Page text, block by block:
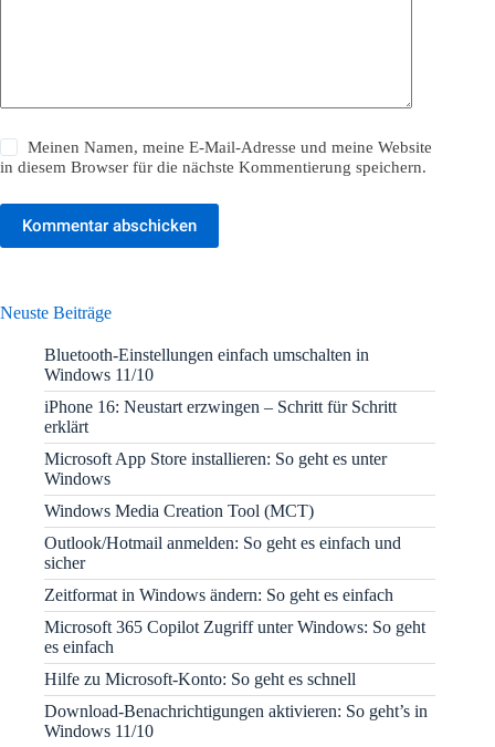
Meinen Namen, meine E-Mail-Adresse und meine Website
in diesem Browser für die nächste Kommentierung speichern.
Kommentar abschicken
Neuste Beiträge
Bluetooth-Einstellungen einfach umschalten in
Windows 11/10
iPhone 16: Neustart erzwingen – Schritt für Schritt
erklärt
Microsoft App Store installieren: So geht es unter
Windows
Windows Media Creation Tool (MCT)
Outlook/Hotmail anmelden: So geht es einfach und
sicher
Zeitformat in Windows ändern: So geht es einfach
Microsoft 365 Copilot Zugriff unter Windows: So geht
es einfach
Hilfe zu Microsoft-Konto: So geht es schnell
Download-Benachrichtigungen aktivieren: So geht’s in
Windows 11/10